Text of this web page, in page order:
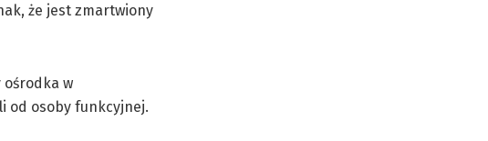
że jest zmartwiony
ośrodka w
od osoby funkcyjnej.